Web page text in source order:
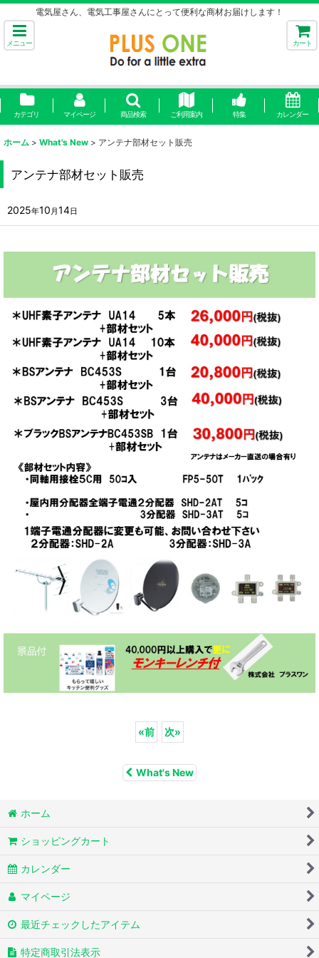
電気屋さん、電気工事屋さんにとって便利な商材お届けします！
メニュー カート
カテゴリ マイページ 商品検索 ご利用案内 特集 カレンダー
ホーム > What's New > アンテナ部材セット販売
アンテナ部材セット販売
2025年10 月 14日
«前 次»
What's New
ホーム
ショッピングカート
カレンダー
マイページ
最近チェックしたアイテム
特定商取引法表示